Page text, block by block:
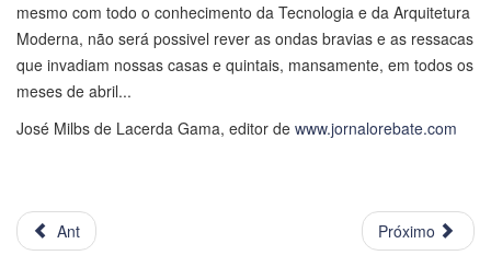
mesmo com todo o conhecimento da Tecnologia e da Arquitetura
Moderna, não será possivel rever as ondas bravias e as ressacas
que invadiam nossas casas e quintais, mansamente, em todos os
meses de abril...
José Milbs de Lacerda Gama, editor de www.jornalorebate.com
Ant Próximo